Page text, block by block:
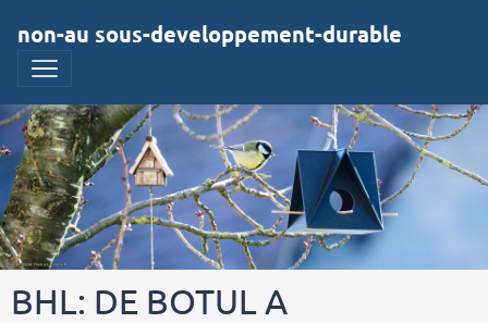
non-au sous-developpement-durable
BHL: DE BOTUL A